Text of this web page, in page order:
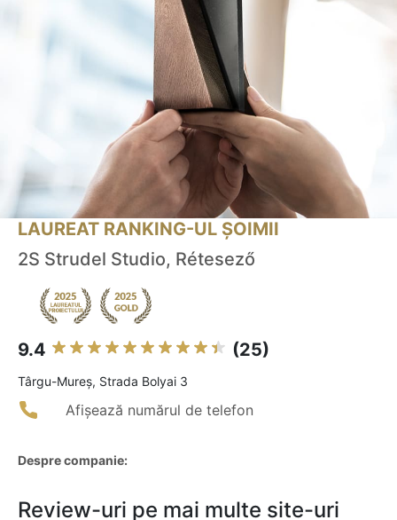
LAUREAT RANKING-UL ȘOIMII
2S Strudel Studio, Rétesező
9.4 (25)
Târgu-Mureş, Strada Bolyai 3
Afișează numărul de telefon
Despre companie:
Review-uri pe mai multe site-uri